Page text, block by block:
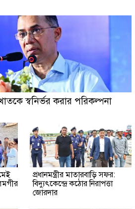
খাতকে স্বনির্ভর করার পরিকল্পনা
প্রধানমন্ত্রীর মাতারবাড়ি সফর:
বিদ্যুৎকেন্দ্রে কঠোর নিরাপত্তা
জোরদার